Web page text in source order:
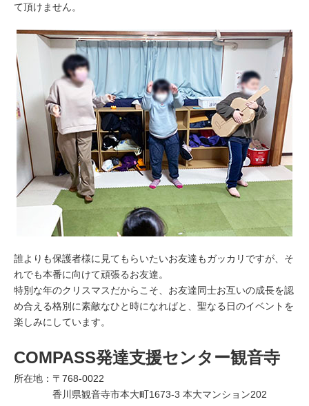
て頂けません。
誰よりも保護者様に見てもらいたいお友達もガッカリですが、そ
れでも本番に向けて頑張るお友達。
特別な年のクリスマスだからこそ、お友達同士お互いの成長を認
め合える格別に素敵なひと時になればと、聖なる日のイベントを
楽しみにしています。
COMPASS発達支援センター観音寺
所在地：〒768-0022
香川県観音寺市本大町1673-3 本大マンション202